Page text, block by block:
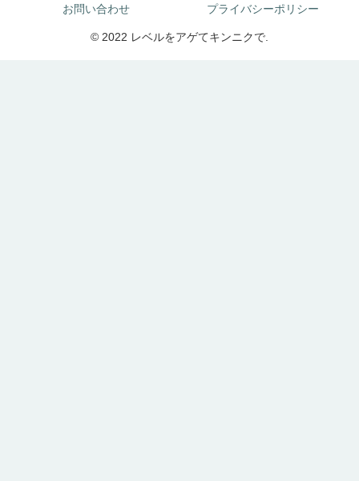
お問い合わせ プライバシーポリシー
© 2022 レベルをアゲてキンニクで.